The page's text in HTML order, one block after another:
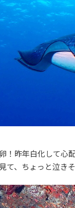
！昨年白化して心
て、ちょっと泣き